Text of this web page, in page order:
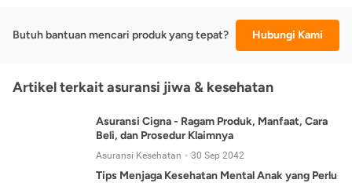
Butuh bantuan mencari produk yang tepat? Hubungi Kami
Artikel terkait asuransi jiwa & kesehatan
Asuransi Cigna - Ragam Produk, Manfaat, Cara
Beli, dan Prosedur Klaimnya
Asuransi Kesehatan 30 Sep 2042
Tips Menjaga Kesehatan Mental Anak yang Perlu